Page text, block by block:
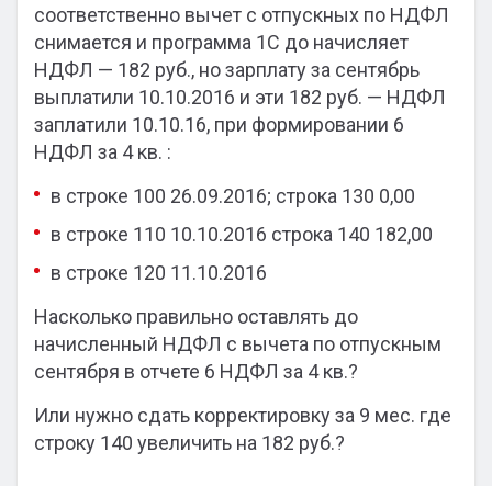
соответственно вычет с отпускных по НДФЛ
снимается и программа 1С до начисляет
НДФЛ — 182 руб., но зарплату за сентябрь
выплатили 10.10.2016 и эти 182 руб. — НДФЛ
заплатили 10.10.16, при формировании 6
НДФЛ за 4 кв. :
в строке 100 26.09.2016; строка 130 0,00
в строке 110 10.10.2016 строка 140 182,00
в строке 120 11.10.2016
Насколько правильно оставлять до
начисленный НДФЛ с вычета по отпускным
сентября в отчете 6 НДФЛ за 4 кв.?
Или нужно сдать корректировку за 9 мес. где
строку 140 увеличить на 182 руб.?